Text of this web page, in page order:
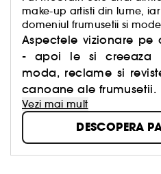
make-up artisti din lume,
domeniul frumusetii si
peste 20 de ani.
Aspectele vizionare pe
- apoi le si creeaza
moda, reclame si
canoane ale frumusetii.
Vezi mai mult
DESCOPERA